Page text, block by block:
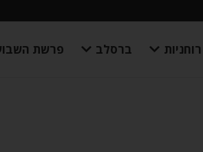
רוחניות ברסלב פרשת